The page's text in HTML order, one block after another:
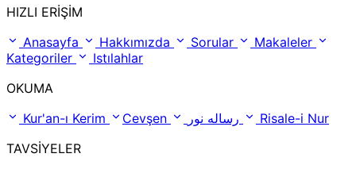
HIZLI ERİŞİM
Anasayfa
Hakkımızda Sorular
Makaleler
Kategoriler
Istılahlar
OKUMA
Kur'an-ı Kerim
Cevşen
Risale-i Nur
TAVSİYELER